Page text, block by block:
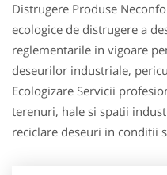
Distrugere Produse
ecologice de distrugere a
reglementarile in vigoare
deseurilor industriale,
Ecologizare Servicii
terenuri, hale si spatii
reciclare deseuri in conditii